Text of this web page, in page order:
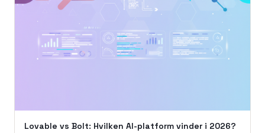
Lovable vs Bolt: Hvilken AI-platform vinder i 2026?